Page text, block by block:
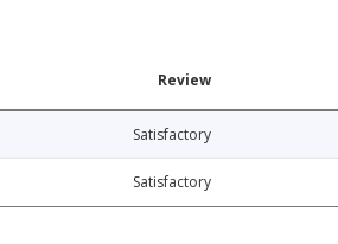
Review
Satisfactory
Satisfactory